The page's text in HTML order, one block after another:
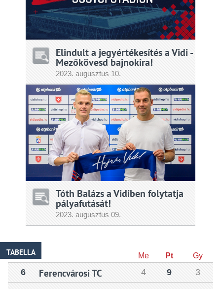
Elindult a jegyértékesítés a Vidi -
Mezőkövesd bajnokira!
2023.augusztus 10.
Tóth Balázs a Vidiben folytatja
pályafutását!
2023.augusztus 09.
TABELLA Me Pt Gy
6 Ferencvárosi TC 4 9
3